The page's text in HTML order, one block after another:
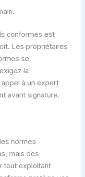
conformes est
Les propriétaires
se
la
à un expert
avant signature.
normes
mais des
tout exploitant